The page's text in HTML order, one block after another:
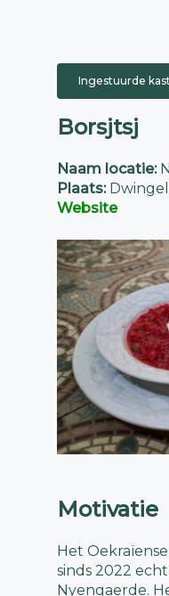
Ingestuurde
Borsjtsj
Naam locatie:
Plaats:
Website
Motivatie
Het
sinds 2022
Nyengaerde.